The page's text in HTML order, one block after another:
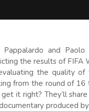
Pappalardo and
the results of FIFA
the quality
from the round of 16
it right? They’ll
produced